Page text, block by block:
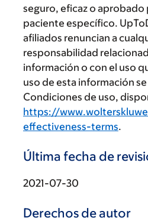
seguro, eficaz o aprobado
paciente específico.
afiliados renuncian a
responsabilidad
información o con el uso
uso de esta información
Condiciones de uso,
https://
effectiveness-terms.
Última fecha de
2021-07-30
Derechos de autor